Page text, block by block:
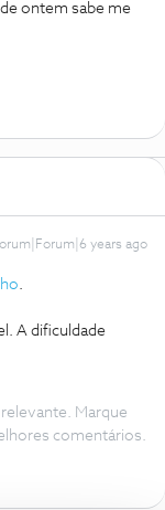
ontem sabe me
years ago
.
A dificuldade
Marque
comentários.